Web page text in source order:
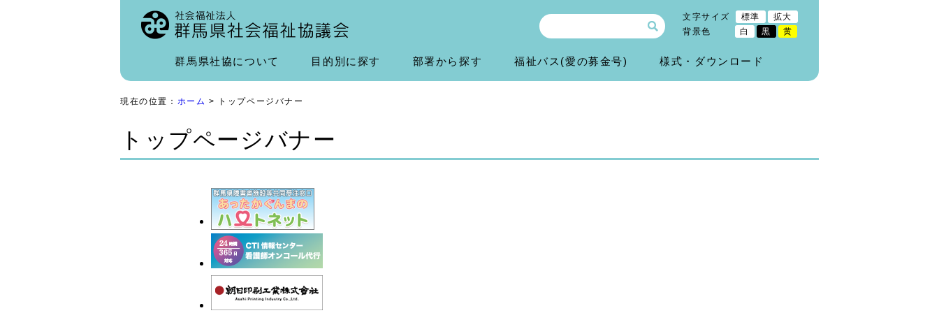
群馬県社協について 目的別に探す 部署から探す 福祉バス(愛の募金号) 様式・ダウンロード
文字サイズ 標準
拡大
背景色
白 黒 黄
現在の位置： ホーム > トップページバナー
トップページバナー